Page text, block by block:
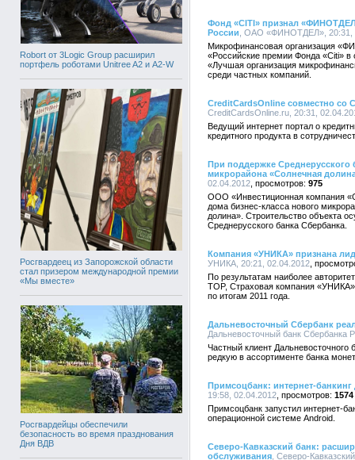
Robort от 3Logic Group расширил
портфель роботами Unitree A2 и A2-W
Росгвардеец из Запорожской области
стал призером международной премии
«Мы вместе»
Росгвардейцы обеспечили
безопасность во время празднования
Дня ВДВ
Фонд «CITI» признал
России , ОАО «ФИНОТДЕЛ», 20:31,
Микрофинансовая организация
«Российские премии Фонда «Citi» в
«Лучшая организация
среди частных компаний.
CreditCardsOnline совместно со
CreditCardsOnline.ru, 20:31,
Ведущий интернет портал о
кредитного продукта в
При поддержке Среднерусского
микрорайона «Солнечная
02.04.2012
975
ООО «Инвестиционная компания
дома бизнес-класса нового
долина». Строительство объекта
Среднерусского банка Сбербанка.
Компания «УНИКА» признана
УНИКА, 20:21, 02.04.2012
По результатам наиболее
TOP, Страховая компания
по итогам 2011 года.
Дальневосточный Сбербанк
Дальневосточный банк Сбербанка
Частный клиент
редкую в ассортименте банка
Примсоцбанк: интернет-
19:58, 02.04.2012
1574
Примсоцбанк запустил интернет-
операционной системе Android.
Северо-Кавказский банк:
обслуживания , Северо-